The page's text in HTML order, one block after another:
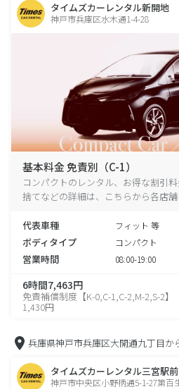
タイムズカーレンタル新開地
神戸市兵庫区水木通1-4-28
基本料金 免責別（C-1）
コンパクトのレンタル、お得な割引
捨てなどの詳細は、こちらから各店舗
代表車種 フィット 等
ボディタイプ コンパクト
営業時間 08:00-19:00
6時間7,463円
免責補償制度【K-0,C-1,C-2,M-2,S-2】
1,430円
兵庫県神戸市兵庫区大開通九丁目か
タイムズカーレンタル三宮駅前
神戸市中央区小野柄通5-1-27第百